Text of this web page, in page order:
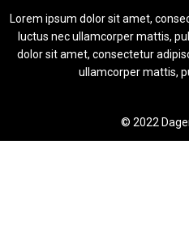
Lorem ipsum dolor sit amet,
luctus nec ullamcorper mattis,
dolor sit amet, consectetur
ullamcorper mattis,
© 2022